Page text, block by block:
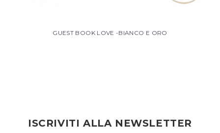
GUEST BOOK LOVE -BIANCO E ORO
ISCRIVITI ALLA NEWSLETTER